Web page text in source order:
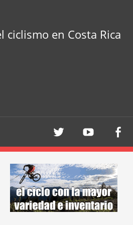
ciclismo en Costa Rica